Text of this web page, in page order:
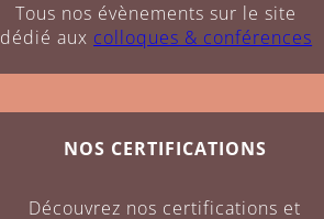
Tous nos évènements sur le site
dédié aux colloques & conférences
NOS CERTIFICATIONS
Découvrez nos certifications et
déontologie
dossiers